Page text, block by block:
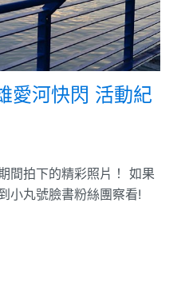
愛河快閃 活動紀
間拍下的精彩照片！ 如果
小丸號臉書粉絲團察看!